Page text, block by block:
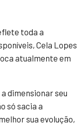
toda a
Cela Lopes
atualmente em
dimensionar seu
só sacia a
sua evolução,